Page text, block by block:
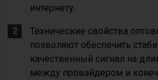
интернету.
Технические свойства
позволяют обеспечить
качественный сигнал на
между провайдером и